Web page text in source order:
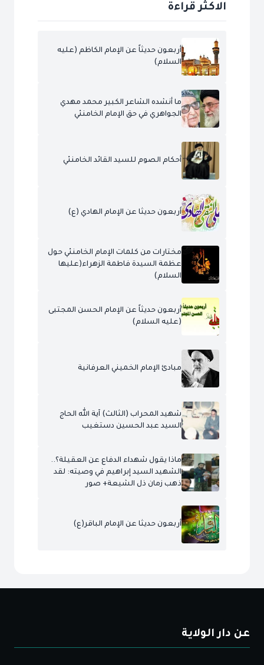
الاكثر قراءة
أربعون حديثاً عن الإمام الكاظم (عليه
السلام)
ما أنشده الشاعر الكبير محمد مهدي
الجواهري في حق الإمام الخامنئي
أحكام الصوم للسيد القائد الخامنئي
أربعون حديثا عن الإمام الهادي (ع)
مختارات من كلمات الإمام الخامنئي حول
عظمة السيدة فاطمة الزهراء(عليها
السلام)
أربعون حديثاً عن الإمام الحسن المجتبى
(عليه السلام)
مبادئ الإمام الخميني العرفانية
شهيد المحراب (الثالث) آية الله الحاج
السيد عبد الحسين دستغيب
ماذا يقول شهداء الدفاع عن العقيلة؟..
الشهيد السيد إبراهيم في وصيته: لقد
ذهب زمان ذل الشيعة+ صور
أربعون حديثا عن الإمام الباقر(ع)
عن دار الولاية